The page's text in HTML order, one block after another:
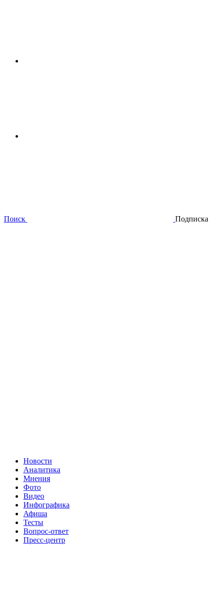
Поиск Подписка
Новости
Аналитика
Мнения
Фото
Видео
Инфографика
Афиша
Тесты
Вопрос-ответ
Пресс-центр